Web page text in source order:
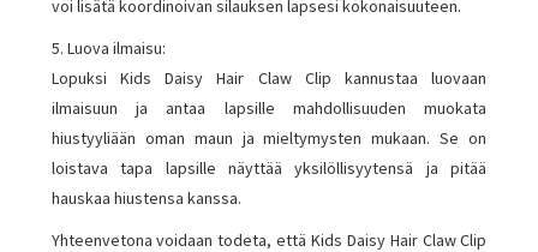
voi lisätä koordinoivan silauksen lapsesi kokonaisuuteen.
5. Luova ilmaisu:
Lopuksi Kids Daisy Hair Claw Clip kannustaa luovaan
ilmaisuun ja antaa lapsille mahdollisuuden muokata
hiustyyliään oman maun ja mieltymysten mukaan. Se on
loistava tapa lapsille näyttää yksilöllisyytensä ja pitää
hauskaa hiustensa kanssa.
Yhteenvetona voidaan todeta, että Kids Daisy Hair Claw Clip